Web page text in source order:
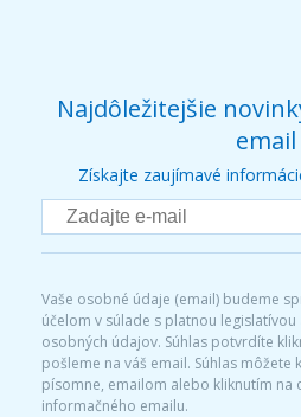
Najdôležitejšie
email
Získajte zaujímavé
Vaše osobné údaje (email) budeme
účelom v súlade s platnou
osobných údajov. Súhlas potvrdíte
pošleme na váš email. Súhlas môžete
písomne, emailom alebo kliknutím na
informačného emailu.